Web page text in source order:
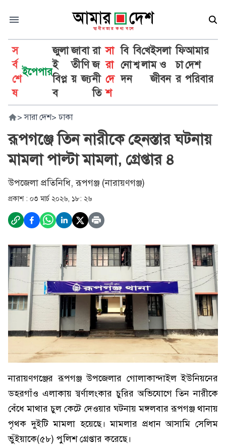
স
র্ব
শে
ষ
ইপেপার
জুলা
ই
বিপ্ল
ব
জা
তী
য়
বা
ণি
জ্য
রা
জ
নী
তি
সা
রা
দে
শ
বি
নো
দন
বি
শ্ব
খে
লা
ইসলা
ম ও
জীবন
ফি
চা
র
আমার
দেশ
পরিবার
> সারা দেশ> ঢাকা
রূপগঞ্জে তিন নারীকে হেনস্তার ঘটনায়
মামলা পাল্টা মামলা, গ্রেপ্তার ৪
উপজেলা প্রতিনিধি, রূপগঞ্জ (নারায়ণগঞ্জ)
প্রকাশ : ০৩ মার্চ ২০২৬, ১৮: ২৬
নারায়ণগঞ্জের রূপগঞ্জ উপজেলার গোলাকান্দাইল ইউনিয়নের
ডহরগাঁও এলাকায় স্বর্ণালংকার চুরির অভিযোগে তিন নারীকে
বেঁধে মাথার চুল কেটে দেওয়ার ঘটনায় মঙ্গলবার রূপগঞ্জ থানায়
পৃথক দুইটি মামলা হয়েছে। মামলার প্রধান আসামি সেলিম
ভুঁইয়াকে(৫৮) পুলিশ গ্রেপ্তার করেছে।